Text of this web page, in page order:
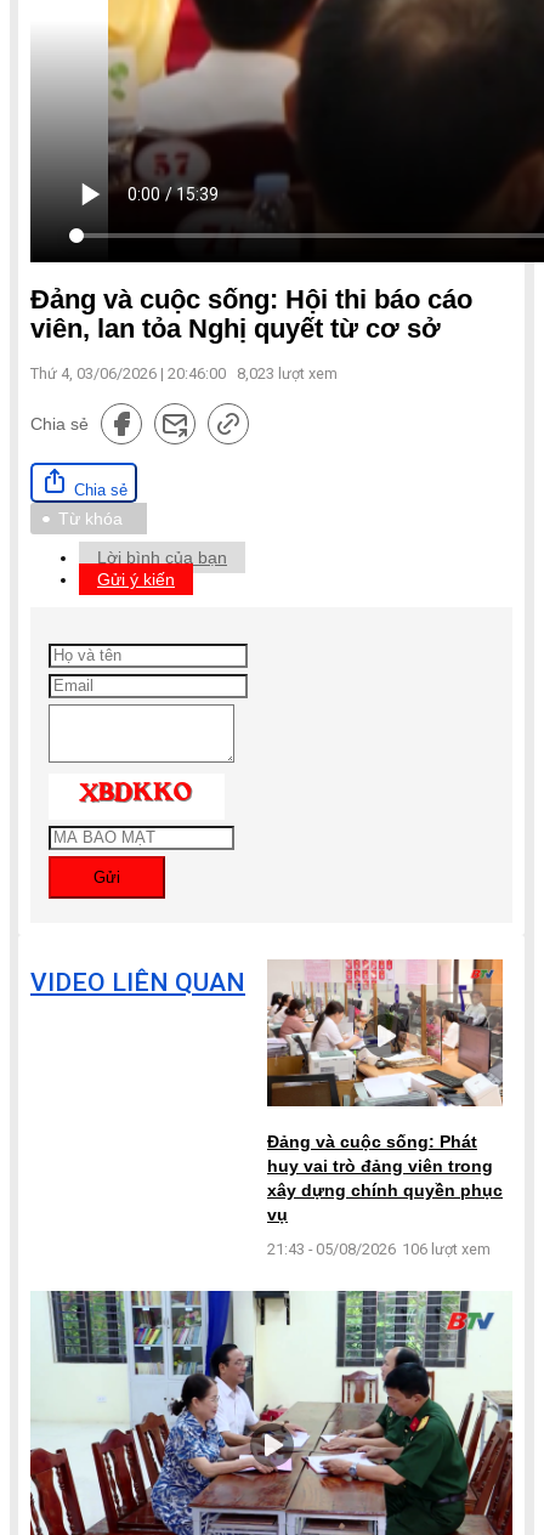
Đảng và cuộc sống: Hội thi báo cáo
viên, lan tỏa Nghị quyết từ cơ sở
Thứ 4, 03/06/2026 | 20:46:00 8,023 lượt xem
Chia sẻ
Chia sẻ
Từ khóa
Lời bình của bạn
Gửi ý kiến
Gửi
VIDEO LIÊN QUAN
Đảng và cuộc sống: Phát
huy vai trò đảng viên trong
xây dựng chính quyền phục
vụ
21:43 - 05/08/2026 106 lượt xem